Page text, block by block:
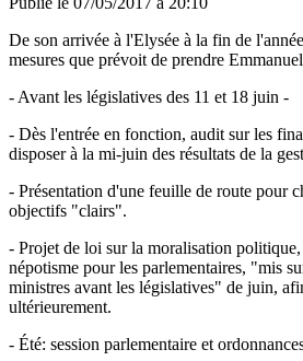
De son arrivée à l'Elysée à la fin de
mesures que prévoit de prendre
- Avant les législatives des 11 et 18 juin -
- Dès l'entrée en fonction, audit sur les
disposer à la mi-juin des résultats de la
- Présentation d'une feuille de route pour
objectifs "clairs".
- Projet de loi sur la moralisation
népotisme pour les parlementaires, "mis
ministres avant les législatives" de juin,
ultérieurement.
- Été: session parlementaire et